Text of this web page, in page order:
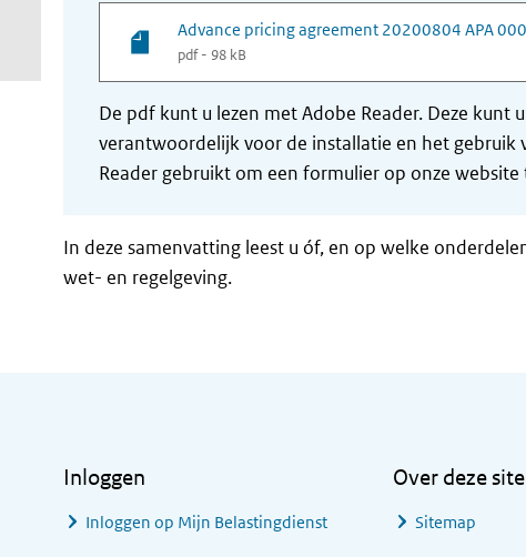
Advance pricing agreement 20200804 APA
pdf - 98 kB
De pdf kunt u lezen met Adobe Reader. Deze
verantwoordelijk voor de installatie en het gebruik
Reader gebruikt om een formulier op onze
In deze samenvatting leest u óf, en op welke
wet- en regelgeving.
Inloggen
Inloggen op Mijn Belastingdienst
Over deze site
Sitemap